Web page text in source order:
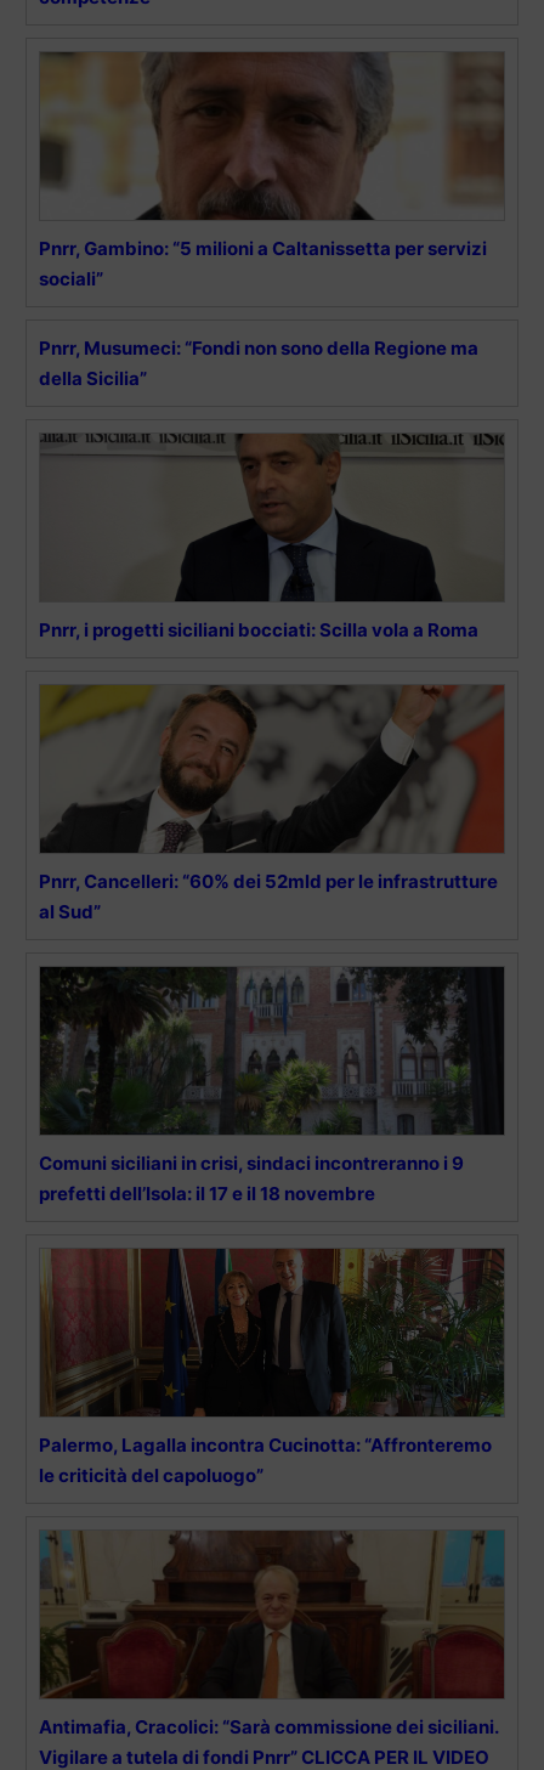
Pnrr, Gambino: “5 milioni a Caltanissetta per servizi
sociali”
Pnrr, Musumeci: “Fondi non sono della Regione ma
della Sicilia”
Pnrr, i progetti siciliani bocciati: Scilla vola a Roma
Pnrr, Cancelleri: “60% dei 52mld per le infrastrutture
al Sud”
Comuni siciliani in crisi, sindaci incontreranno i 9
prefetti dell’Isola: il 17 e il 18 novembre
Palermo, Lagalla incontra Cucinotta: “Affronteremo
le criticità del capoluogo”
Antimafia, Cracolici: “Sarà commissione dei siciliani.
Vigilare a tutela di fondi Pnrr” CLICCA PER IL VIDEO